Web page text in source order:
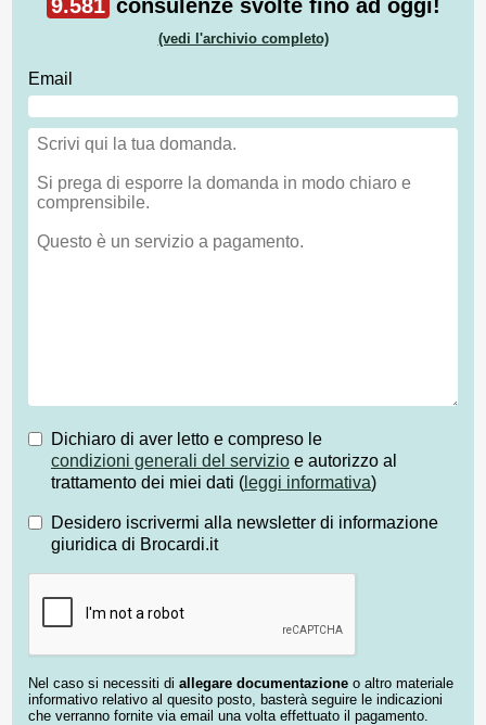
9.581 consulenze svolte fino ad oggi!
(vedi l'archivio completo)
Email
Dichiaro di aver letto e compreso le
condizioni generali del servizio e autorizzo al
trattamento dei miei dati ( leggi informativa)
Desidero iscrivermi alla newsletter di informazione
giuridica di Brocardi.it
Nel caso si necessiti di allegare documentazione o altro materiale
informativo relativo al quesito posto, basterà seguire le indicazioni
che verranno fornite via email una volta effettuato il pagamento.